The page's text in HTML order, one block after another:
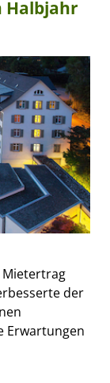
Halbjahr
Mietertrag
der
Erwartungen